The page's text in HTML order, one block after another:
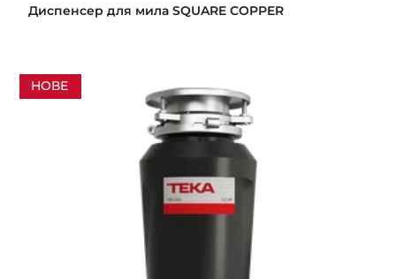
Диспенсер для мила SQUARE COPPER
НОВЕ